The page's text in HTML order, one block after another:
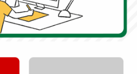
に対して本気で向き合ってく
集中力はすごくて、私も負け
いていきました。先生の熱